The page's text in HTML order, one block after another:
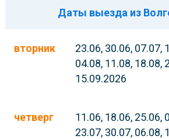
Даты выезда из
вторник
23.06, 30.06, 07.07,
04.08, 11.08, 18.08,
15.09.2026
четверг
11.06, 18.06, 25.06,
23.07, 30.07, 06.08,